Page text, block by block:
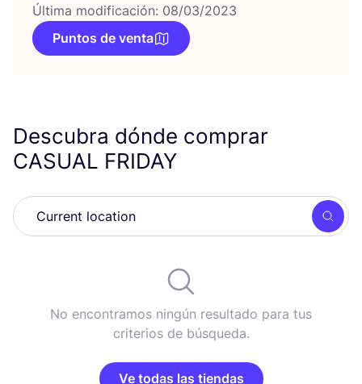
Última modificación: 08/03/2023
Puntos de venta
Descubra dónde comprar
CASUAL FRIDAY
No encontramos ningún resultado para tus
criterios de búsqueda.
Ve todas las tiendas